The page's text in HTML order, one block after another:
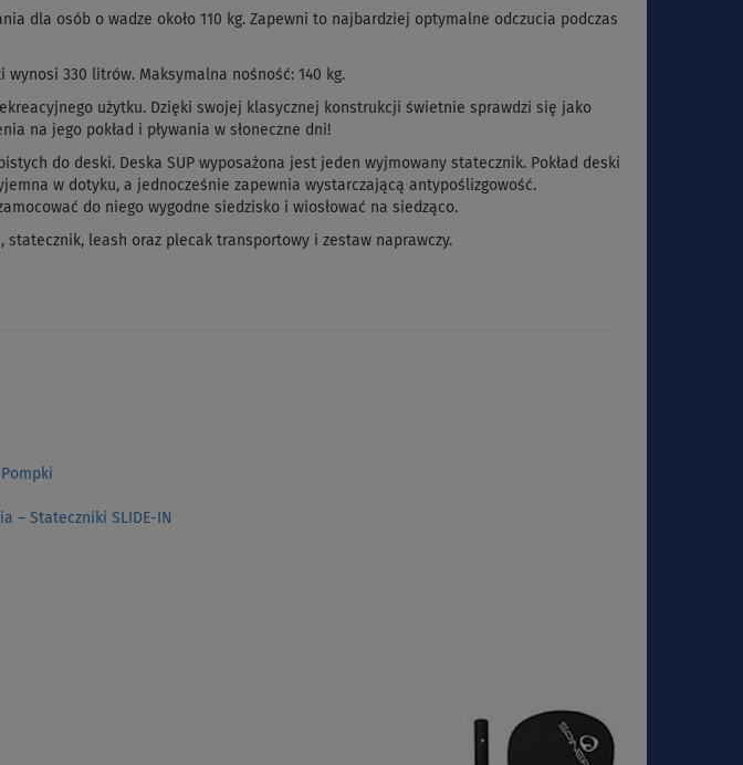
dla osób o wadze około 110 kg. Zapewni to najbardziej optymalne odczucia podczas
wynosi 330 litrów. Maksymalna nośność: 140 kg.
użytku. Dzięki swojej klasycznej konstrukcji świetnie sprawdzi się jako
na jego pokład i pływania w słoneczne dni!
do deski. Deska SUP wyposażona jest jeden wyjmowany statecznik. Pokład deski
w dotyku, a jednocześnie zapewnia wystarczającą antypoślizgowość.
do niego wygodne siedzisko i wiosłować na siedząco.
leash oraz plecak transportowy i zestaw naprawczy.
– Stateczniki SLIDE-IN